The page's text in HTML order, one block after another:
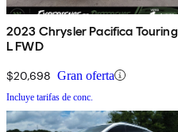
2023 Chrysler Pacifica Touring
L FWD
$20,698 Gran oferta
Incluye tarifas de conc.